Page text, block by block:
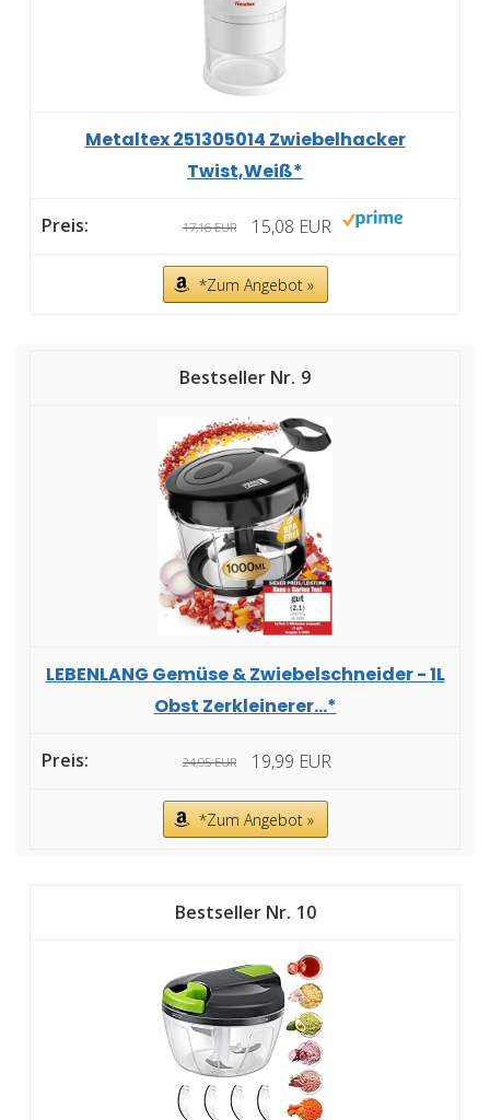
Metaltex 251305014 Zwiebelhacker
Twist,Weiß*
17,16 EUR 15,08 EUR
*Zum Angebot »
9
LEBENLANG Gemüse & Zwiebelschneider - 1L
Obst Zerkleinerer...*
24,95 EUR 19,99 EUR
*Zum Angebot »
10